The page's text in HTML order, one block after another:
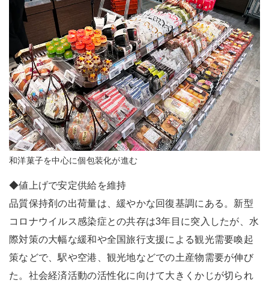
和洋菓子を中心に個包装化が進む
◆値上げで安定供給を維持
品質保持剤の出荷量は、緩やかな回復基調にある。新型
コロナウイルス感染症との共存は3年目に突入したが、水
際対策の大幅な緩和や全国旅行支援による観光需要喚起
策などで、駅や空港、観光地などでの土産物需要が伸び
た。社会経済活動の活性化に向けて大きくかじが切られ